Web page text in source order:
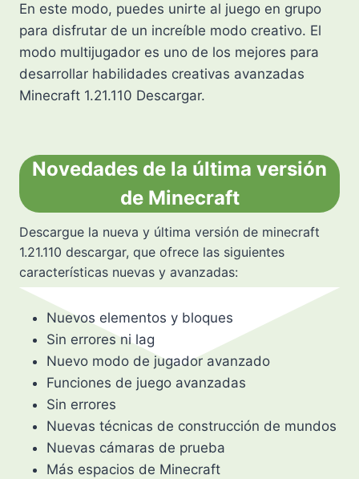
En este modo, puedes unirte al juego en grupo
para disfrutar de un increíble modo creativo. El
modo multijugador es uno de los mejores para
desarrollar habilidades creativas avanzadas
Minecraft 1.21.110 Descargar.
Novedades de la última versión
de Minecraft
Descargue la nueva y última versión de minecraft
1.21.110 descargar, que ofrece las siguientes
características nuevas y avanzadas:
Nuevos elementos y bloques
Sin errores ni lag
Nuevo modo de jugador avanzado
Funciones de juego avanzadas
Sin errores
Nuevas técnicas de construcción de mundos
Nuevas cámaras de prueba
Más espacios de Minecraft